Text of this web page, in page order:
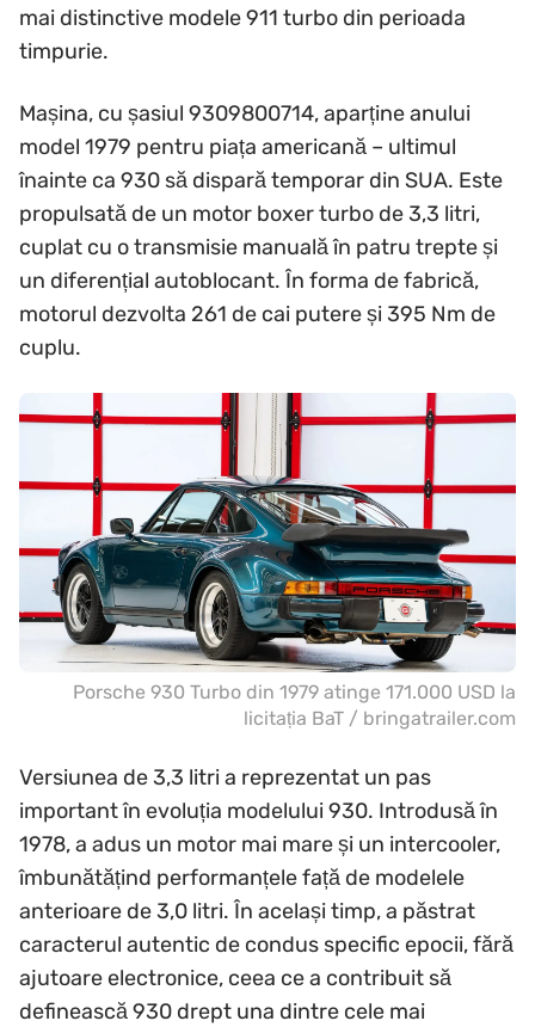
mai distinctive modele 911 turbo din perioada
timpurie.
Mașina, cu șasiul 9309800714, aparține anului
model 1979 pentru piața americană – ultimul
înainte ca 930 să dispară temporar din SUA. Este
propulsată de un motor boxer turbo de 3,3 litri,
cuplat cu o transmisie manuală în patru trepte și
un diferențial autoblocant. În forma de fabrică,
motorul dezvolta 261 de cai putere și 395 Nm de
cuplu.
Porsche 930 Turbo din 1979 atinge 171.000 USD la
licitația BaT / bringatrailer.com
Versiunea de 3,3 litri a reprezentat un pas
important în evoluția modelului 930. Introdusă în
1978, a adus un motor mai mare și un intercooler,
îmbunătățind performanțele față de modelele
anterioare de 3,0 litri. În același timp, a păstrat
caracterul autentic de condus specific epocii, fără
ajutoare electronice, ceea ce a contribuit să
definească 930 drept una dintre cele mai